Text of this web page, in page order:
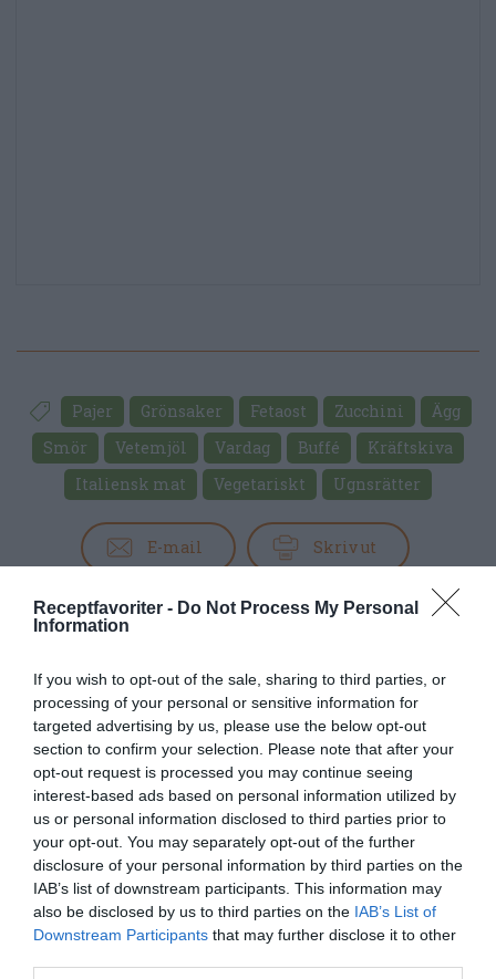
Receptfavoriter - Do Not Process My Personal
Information
If you wish to opt-out of the sale, sharing to third parties, or
processing of your personal or sensitive information for
targeted advertising by us, please use the below opt-out
section to confirm your selection. Please note that after your
opt-out request is processed you may continue seeing
interest-based ads based on personal information utilized by
us or personal information disclosed to third parties prior to
your opt-out. You may separately opt-out of the further
disclosure of your personal information by third parties on the
IAB’s list of downstream participants. This information may
also be disclosed by us to third parties on the IAB’s List of
Downstream Participants that may further disclose it to other
Pajer Grönsaker Fetaost Zucchini
Ägg
Smör
Vetemjöl Vardag Buffé
Kräftskiva
Italiensk mat
Vegetariskt Ugnsrätter
E-mail Skriv ut
Medel:3.7(23röster)
Uppskattat näringsvärde per portion:
455 kcal
Publicerat: 2010-08-19,Uppdaterat: 2020-12-22
Författare:Henrik
Mattsson
Jag är matskribent samt kock
med en fil. kand i
Måltidsvetenskap från